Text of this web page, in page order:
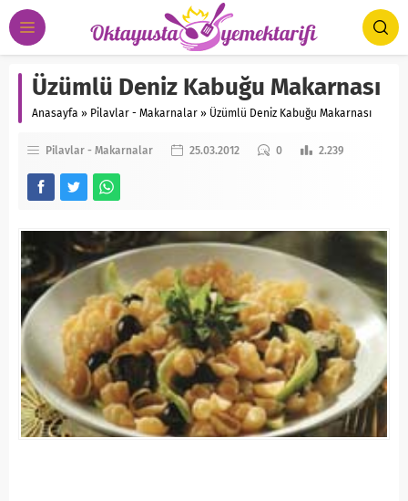
Üzümlü Deniz Kabuğu Makarnası
Anasayfa » Pilavlar - Makarnalar » Üzümlü Deniz Kabuğu Makarnası
Pilavlar - Makarnalar 25.03.2012 0 2.239